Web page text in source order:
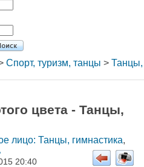
Cпорт, туризм, танцы > Танцы,
цвета - Танцы,
лицо: Танцы, гимнастика,
20:40